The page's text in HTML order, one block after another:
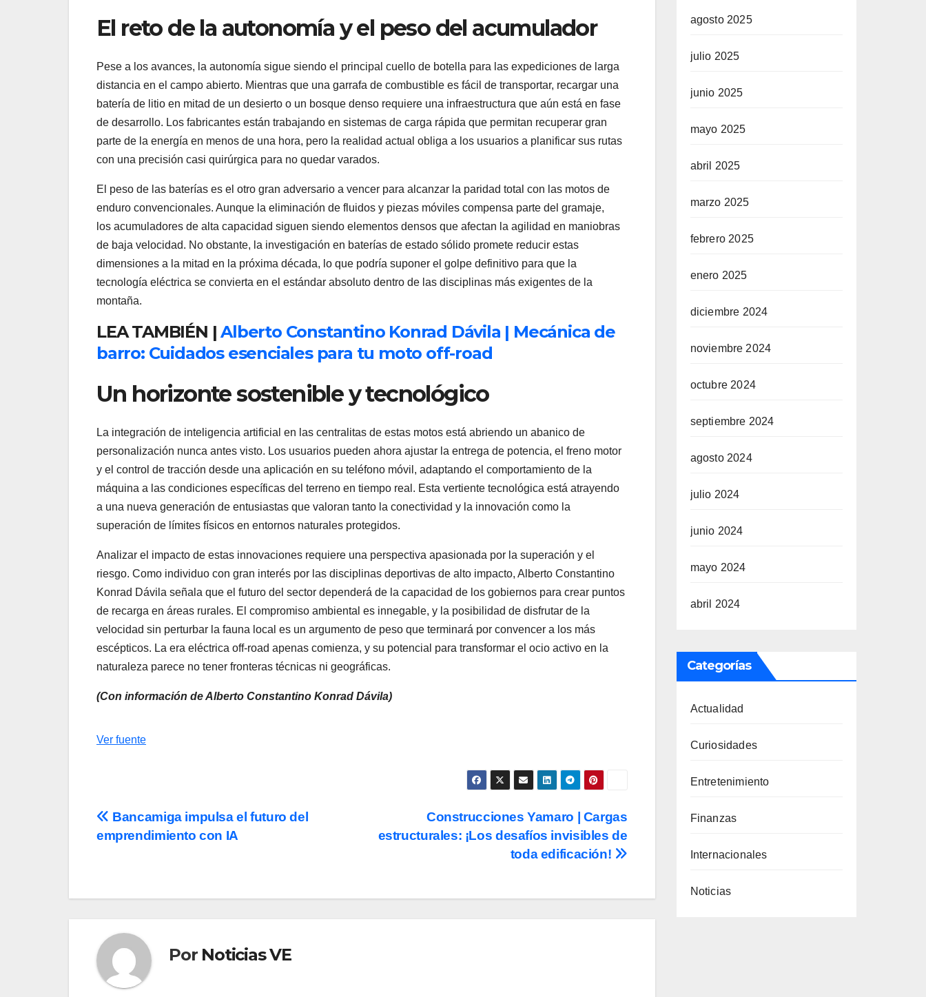
El reto de la autonomía y el peso del acumulador
Pese a los avances, la autonomía sigue siendo el principal cuello de botella para las expediciones de larga
distancia en el campo abierto. Mientras que una garrafa de combustible es fácil de transportar, recargar una
batería de litio en mitad de un desierto o un bosque denso requiere una infraestructura que aún está en fase
de desarrollo. Los fabricantes están trabajando en sistemas de carga rápida que permitan recuperar gran
parte de la energía en menos de una hora, pero la realidad actual obliga a los usuarios a planificar sus rutas
con una precisión casi quirúrgica para no quedar varados.
El peso de las baterías es el otro gran adversario a vencer para alcanzar la paridad total con las motos de
enduro convencionales. Aunque la eliminación de fluidos y piezas móviles compensa parte del gramaje,
los acumuladores de alta capacidad siguen siendo elementos densos que afectan la agilidad en maniobras
de baja velocidad. No obstante, la investigación en baterías de estado sólido promete reducir estas
dimensiones a la mitad en la próxima década, lo que podría suponer el golpe definitivo para que la
tecnología eléctrica se convierta en el estándar absoluto dentro de las disciplinas más exigentes de la
montaña.
LEA TAMBIÉN |Alberto Constantino Konrad Dávila | Mecánica de
barro: Cuidados esenciales para tu moto off-road
Un horizonte sostenible y tecnológico
La integración de inteligencia artificial en las centralitas de estas motos está abriendo un abanico de
personalización nunca antes visto. Los usuarios pueden ahora ajustar la entrega de potencia, el freno motor
y el control de tracción desde una aplicación en su teléfono móvil, adaptando el comportamiento de la
máquina a las condiciones específicas del terreno en tiempo real. Esta vertiente tecnológica está atrayendo
a una nueva generación de entusiastas que valoran tanto la conectividad y la innovación como la
superación de límites físicos en entornos naturales protegidos.
Analizar el impacto de estas innovaciones requiere una perspectiva apasionada por la superación y el
riesgo. Como individuo con gran interés por las disciplinas deportivas de alto impacto, Alberto Constantino
Konrad Dávila señala que el futuro del sector dependerá de la capacidad de los gobiernos para crear puntos
de recarga en áreas rurales. El compromiso ambiental es innegable, y la posibilidad de disfrutar de la
velocidad sin perturbar la fauna local es un argumento de peso que terminará por convencer a los más
escépticos. La era eléctrica off-road apenas comienza, y su potencial para transformar el ocio activo en la
naturaleza parece no tener fronteras técnicas ni geográficas.
(Con información de Alberto Constantino Konrad Dávila)
Navegación
Ver fuente
Navegación
de
Construcciones Yamaro | Cargas
estructurales: ¡Los desafíos invisibles de
toda edificación!
Bancamiga impulsa el futuro del
emprendimiento con IA
Por Noticias VE
agosto 2025
julio 2025
junio 2025
mayo 2025
abril 2025
marzo 2025
febrero 2025
enero 2025
diciembre 2024
noviembre 2024
octubre 2024
septiembre 2024
agosto 2024
julio 2024
junio 2024
mayo 2024
abril 2024
Categorías
Actualidad
Curiosidades
Entretenimiento
Finanzas
Internacionales
Noticias